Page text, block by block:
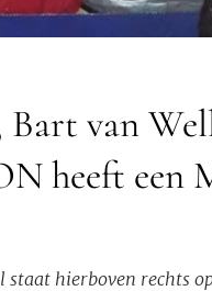
van
heeft een
staat hierboven rechts